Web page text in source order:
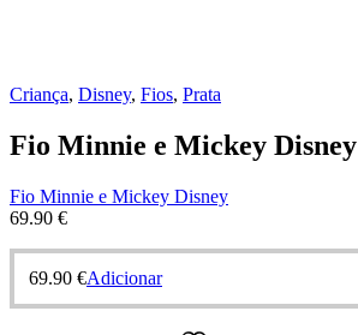
Criança, Disney, Fios, Prata
Fio Minnie e Mickey Disney
Fio Minnie e Mickey Disney
69.90 €
69.90 €Adicionar